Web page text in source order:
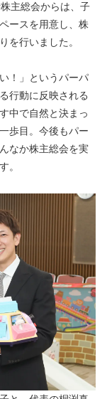
主総会からは、子
ースを用意し、株
を行いました。
！」というパーパ
行動に反映される
中で自然と決まっ
歩目。今後もパー
なか株主総会を実
。